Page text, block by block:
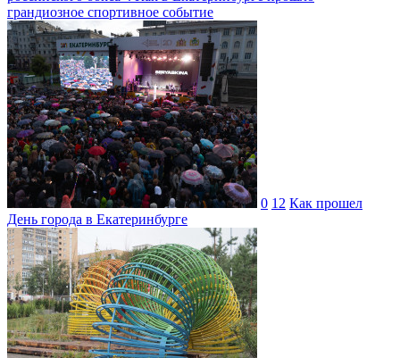
грандиозное спортивное событие
0 12 Как прошел
День города в Екатеринбурге